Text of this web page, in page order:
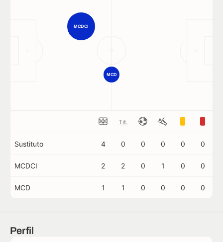
MCDCI
MCD
Tit.
Sustituto 4 0 0 0 0 0
MCDCI 2 2 0 1 0 0
MCD 1 1 0 0 0 0
Perfil